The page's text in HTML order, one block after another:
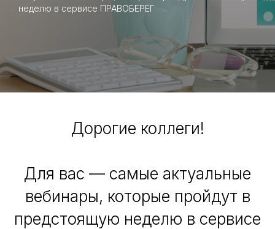
неделю в сервисе ПРАВОБЕРЕГ
Дорогие коллеги!
Для вас — самые актуальные
вебинары, которые пройдут в
предстоящую неделю в сервисе